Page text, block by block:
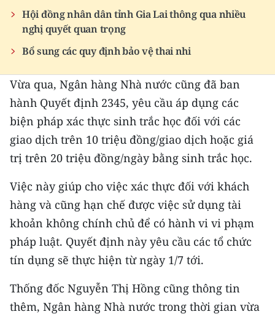
Hội đồng nhân dân tỉnh Gia Lai thông qua nhiều
nghị quyết quan trọng
Bổ sung các quy định bảo vệ thai nhi
Vừa qua, Ngân hàng Nhà nước cũng đã ban
hành Quyết định 2345, yêu cầu áp dụng các
biện pháp xác thực sinh trắc học đối với các
giao dịch trên 10 triệu đồng/giao dịch hoặc giá
trị trên 20 triệu đồng/ngày bằng sinh trắc học.
Việc này giúp cho việc xác thực đối với khách
hàng và cũng hạn chế được việc sử dụng tài
khoản không chính chủ để có hành vi vi phạm
pháp luật. Quyết định này yêu cầu các tổ chức
tín dụng sẽ thực hiện từ ngày 1/7 tới.
Thống đốc Nguyễn Thị Hồng cũng thông tin
thêm, Ngân hàng Nhà nước trong thời gian vừa